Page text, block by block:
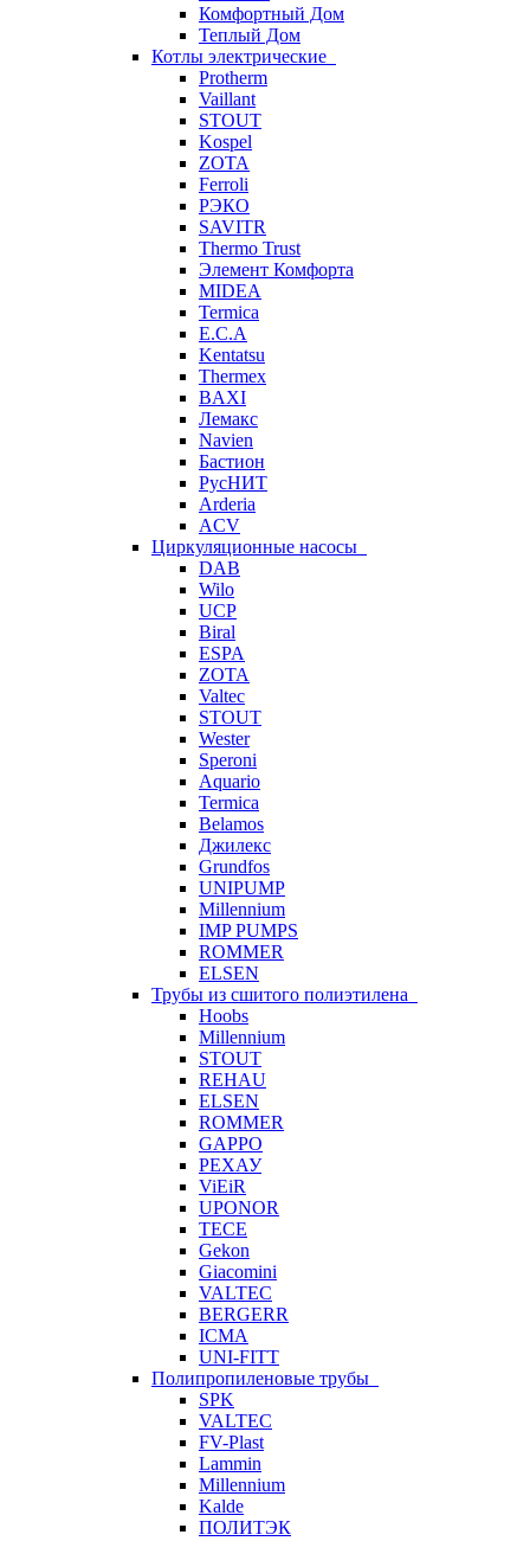
Комфортный Дом
Теплый Дом
Котлы электрические
Protherm
Vaillant
STOUT
Kospel
ZOTA
Ferroli
РЭКО
SAVITR
Thermo Trust
Элемент Комфорта
MIDEA
Termica
E.C.A
Kentatsu
Thermex
BAXI
Лемакс
Navien
Бастион
РусНИТ
Arderia
ACV
Циркуляционные насосы
DAB
Wilo
UCP
Biral
ESPA
ZOTA
Valtec
STOUT
Wester
Speroni
Aquario
Termica
Belamos
Джилекс
Grundfos
UNIPUMP
Millennium
IMP PUMPS
ROMMER
ELSEN
Трубы из сшитого полиэтилена
Hoobs
Millennium
STOUT
REHAU
ELSEN
ROMMER
GAPPO
РЕХАУ
ViEiR
UPONOR
TECE
Gekon
Giacomini
VALTEC
BERGERR
ICMA
UNI-FITT
Полипропиленовые трубы
SPK
VALTEC
FV-Plast
Lammin
Millennium
Kalde
ПОЛИТЭК